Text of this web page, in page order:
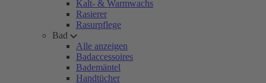
Kalt- & Warmwachs
Rasierer
Rasurpflege
Bad
Alle anzeigen
Badaccessoires
Bademäntel
Handtücher